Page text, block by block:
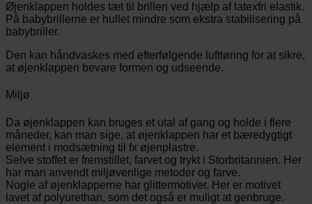
Øjenklappen holdes tæt til brillen ved hjælp af latexfri elastik.
På babybrillerne er hullet mindre som ekstra stabilisering på
babybriller.
Den kan håndvaskes med efterfølgende lufttøring for at sikre,
at øjenklappen bevare formen og udseende.
Miljø
Da øjenklappen kan bruges et utal af gang og holde i flere
måneder, kan man sige, at øjenklappen har et bæredygtigt
element i modsætning til fx øjenplastre.
Selve stoffet er fremstillet, farvet og trykt i Storbritannien. Her
har man anvendt miljøvenlige metoder og farve.
Nogle af øjenklapperne har glittermotiver. Her er motivet
lavet af polyurethan, som det også er muligt at genbruge.